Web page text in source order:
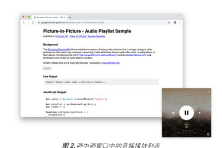
图 2.画中画窗口中的音频播放列表